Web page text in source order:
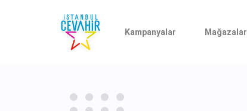
Kampanyalar Mağazalar